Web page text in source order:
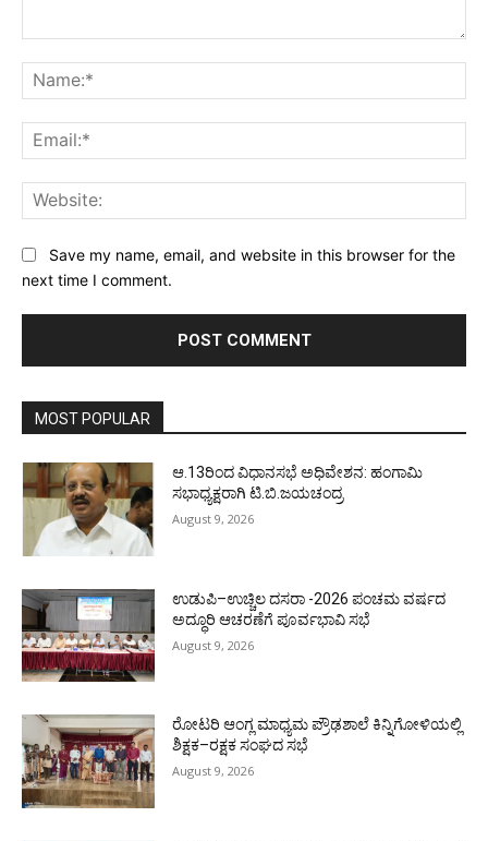
Save my name, email, and website in this browser for the
next time I comment.
MOST POPULAR
ಆ.13ರಿಂದ ವಿಧಾನಸಭೆ ಅಧಿವೇಶನ: ಹಂಗಾಮಿ
ಸಭಾಧ್ಯಕ್ಷರಾಗಿ ಟಿ.ಬಿ.ಜಯಚಂದ್ರ
August 9, 2026
ಉಡುಪಿ–ಉಚ್ಚಿಲ ದಸರಾ -2026 ಪಂಚಮ ವರ್ಷದ
ಅದ್ಧೂರಿ ಆಚರಣೆಗೆ ಪೂರ್ವಭಾವಿ ಸಭೆ
August 9, 2026
ರೋಟರಿ ಆಂಗ್ಲ ಮಾಧ್ಯಮ ಪ್ರೌಢಶಾಲೆ ಕಿನ್ನಿಗೋಳಿಯಲ್ಲಿ
ಶಿಕ್ಷಕ–ರಕ್ಷಕ ಸಂಘದ ಸಭೆ
August 9, 2026